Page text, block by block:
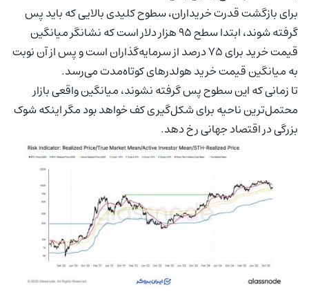
برای بازگشت قدرت خریداران، سطوح کلیدی بالایی که باید پس
گرفته شوند، ابتدا سطح ۹۵ هزار دلار است که نشانگر میانگین
قیمت خرید برای ۷۵ درصد از سرمایه‌گذاران است و پس از آن نوبت
به میانگین قیمت خرید هولدرهای کوتاه‌مدت می‌رسد.
تا زمانی که این سطوح پس گرفته نشوند، میانگین واقعی بازار
محتمل‌ترین ناحیه برای شکل‌گیری کف خواهد بود مگر اینکه شوک
بزرگی در اقتصاد جهانی رخ دهد.